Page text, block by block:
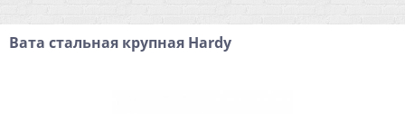
Вата стальная крупная Hardy